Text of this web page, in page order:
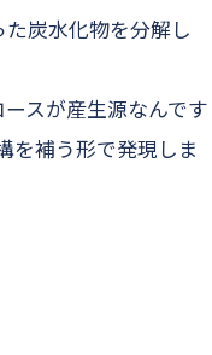
炭水化物を分解し
スが産生源なんです
を補う形で発現しま